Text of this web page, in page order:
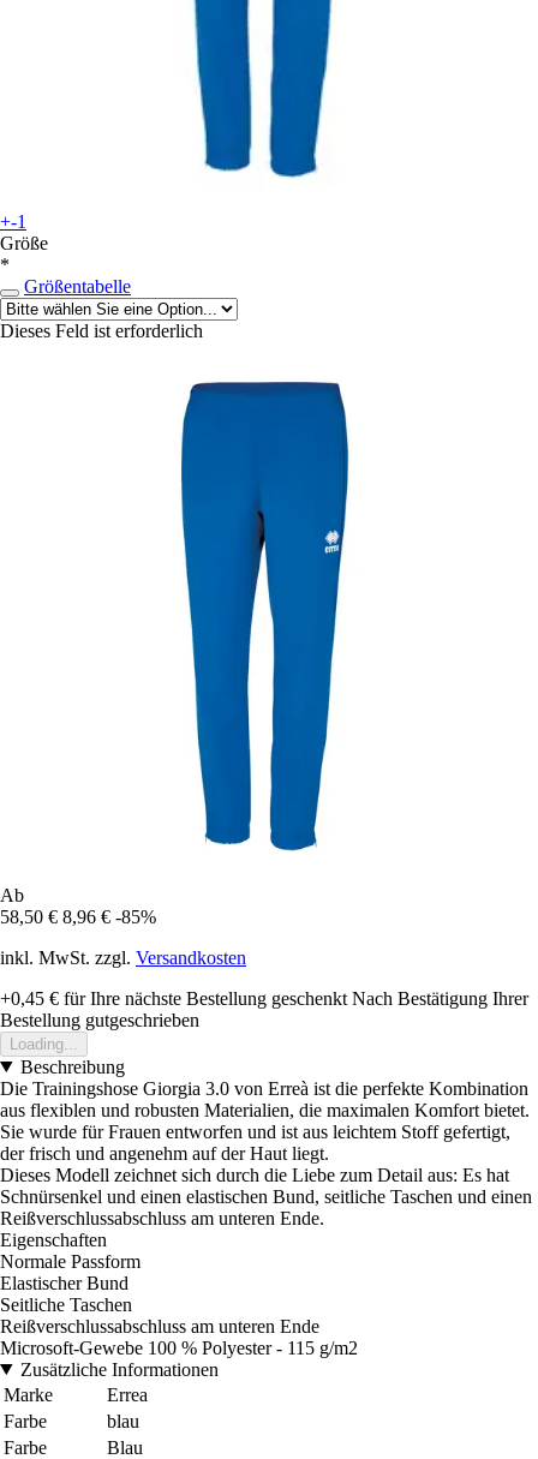
+-1
Größe
*
Größentabelle
Dieses Feld ist erforderlich
Ab
58,50 € 8,96 € -85%
inkl. MwSt. zzgl. Versandkosten
+0,45 € für Ihre nächste Bestellung geschenkt Nach Bestätigung Ihrer
Bestellung gutgeschrieben
Loading...
Beschreibung
Die Trainingshose Giorgia 3.0 von Erreà ist die perfekte Kombination
aus flexiblen und robusten Materialien, die maximalen Komfort bietet.
Sie wurde für Frauen entworfen und ist aus leichtem Stoff gefertigt,
der frisch und angenehm auf der Haut liegt.
Dieses Modell zeichnet sich durch die Liebe zum Detail aus: Es hat
Schnürsenkel und einen elastischen Bund, seitliche Taschen und einen
Reißverschlussabschluss am unteren Ende.
Eigenschaften
Normale Passform
Elastischer Bund
Seitliche Taschen
Reißverschlussabschluss am unteren Ende
Microsoft-Gewebe 100 % Polyester - 115 g/m2
Zusätzliche Informationen
Marke
Errea
Farbe
blau
Farbe
Blau